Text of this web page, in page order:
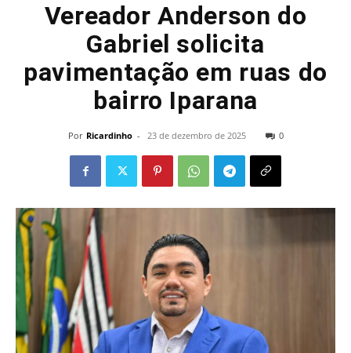
Vereador Anderson do
Gabriel solicita
pavimentação em ruas do
bairro Iparana
Por Ricardinho - 23 de dezembro de 2025 0